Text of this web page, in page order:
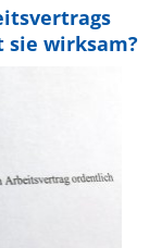
sie wirksam?